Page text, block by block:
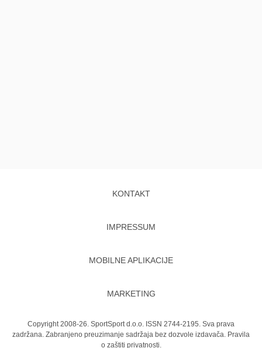
KONTAKT
IMPRESSUM
MOBILNE APLIKACIJE
MARKETING
Copyright 2008-26. SportSport d.o.o. ISSN 2744-2195. Sva prava
zadržana. Zabranjeno preuzimanje sadržaja bez dozvole izdavača. Pravila
o zaštiti privatnosti.